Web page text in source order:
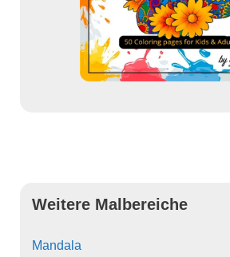
Weitere Malbereiche
Mandala